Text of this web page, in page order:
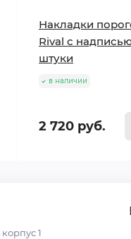
Накладки
Rival с
штуки
в наличии
2 720 руб.
1